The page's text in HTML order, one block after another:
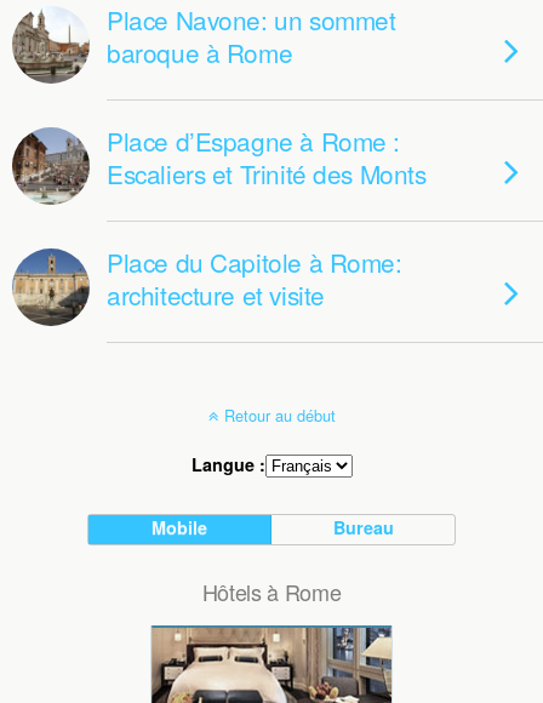
Place Navone: un sommet
baroque à Rome
Place d’Espagne à Rome :
Escaliers et Trinité des Monts
Place du Capitole à Rome:
architecture et visite
Retour au début
Langue :
Mobile Bureau
Hôtels à Rome